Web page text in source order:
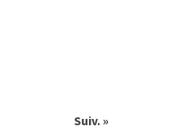
Suiv. »